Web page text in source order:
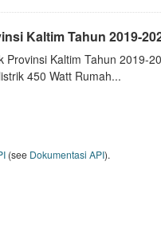
Kaltim Tahun 2019-
Kaltim Tahun 2019-
450 Watt Rumah...
(see Dokumentasi API).